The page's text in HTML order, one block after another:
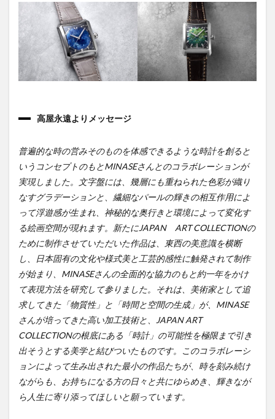
高屋永遠よりメッセージ
普遍的な時の営みそのものを体感できるような時計を創ると
いうコンセプトのもとMINASEさんとのコラボレーションが
実現しました。文字盤には、幾層にも重ねられた色彩が織り
なすグラデーションと、繊細なパールの輝きの相互作用によ
って浮遊感が生まれ、神秘的な奥行きと環境によって変化す
る絵画空間が現れます。新たにJAPAN ART COLLECTIONの
ために制作させていただいた作品は、東西の美意識を横断
し、日本固有の文化や様式美と工芸的感性に触発されて制作
が始まり、MINASEさんの全面的な協力のもと約一年をかけ
て表現方法を研究して参りました。それは、美術家として追
求してきた「物質性」と「時間と空間の生成」が、MINASE
さんが培ってきた高い加工技術と、JAPAN ART
COLLECTIONの根底にある「時計」の可能性を極限まで引き
出そうとする美学と結びついたものです。このコラボレーシ
ョンによって生み出された最小の作品たちが、時を刻み続け
ながらも、お持ちになる方の日々と共にゆらめき、輝きなが
ら人生に寄り添ってほしいと願っています。